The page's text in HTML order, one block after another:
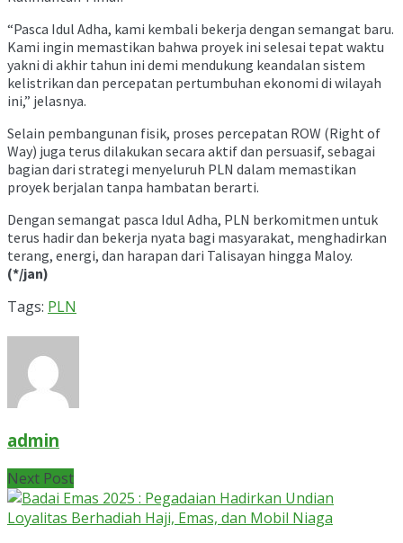
“Pasca Idul Adha, kami kembali bekerja dengan semangat baru.
Kami ingin memastikan bahwa proyek ini selesai tepat waktu
yakni di akhir tahun ini demi mendukung keandalan sistem
kelistrikan dan percepatan pertumbuhan ekonomi di wilayah
ini,” jelasnya.
Selain pembangunan fisik, proses percepatan ROW (Right of
Way) juga terus dilakukan secara aktif dan persuasif, sebagai
bagian dari strategi menyeluruh PLN dalam memastikan
proyek berjalan tanpa hambatan berarti.
Dengan semangat pasca Idul Adha, PLN berkomitmen untuk
terus hadir dan bekerja nyata bagi masyarakat, menghadirkan
terang, energi, dan harapan dari Talisayan hingga Maloy.
(*/jan)
Tags: PLN
admin
Next Post